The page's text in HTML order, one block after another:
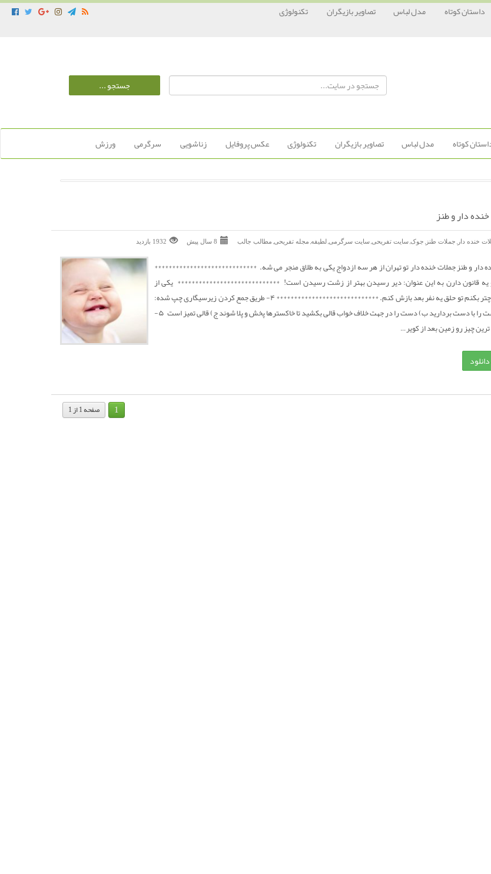
داستان کوتاه مدل لباس تصاویر بازیگران
تکنولوژی
کوتاه مدل لباس تصاویر بازیگران تکنولوژی عکس پروفایل زناشویی سرگرمی ورزش
دار و طنز
خنده دار , جملات طنز , جوک,سایت تفریحی,سایت سرگرمی,لطیفه, مجله تفریحی, مطالب جالب 8 سال پیش 1932 بازديد
دار و طنز جملات خنده دار تو تهران از هر سه ازدواج یکی به طلاق منجر می شه. *****************************
یه قانون دارن به این عنوان: دیر رسیدن بهتر از زشت رسیدن است! ***************************** یکی از
فانتزیام اینه که چتر بکنم تو حلق یه نفر بعد بازش کنم. ***************************** ۴- طریق جمع کردن زیرسیگاری چپ شده:
الف) قطعات درشت را با دست بردارید ب) دست را در جهت خلاف خواب قالی بکشید تا خاکسترها پخش و پلا شوند ج) قالی تمیز است ۵-
چیز رو زمین بعد از کویر…
صفحه 1 از 1 1